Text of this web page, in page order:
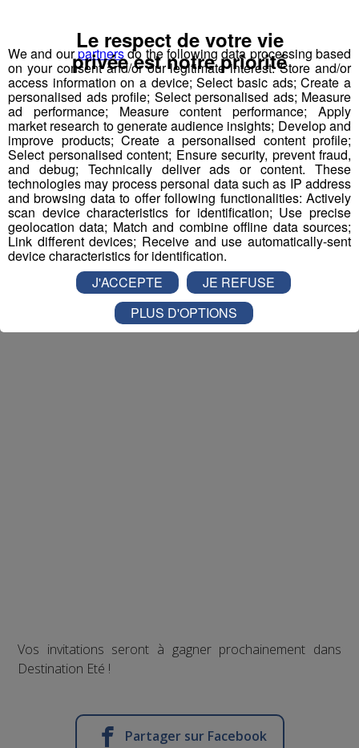
Nous vous poserons une question, a vous de faire le
bon choix entre les 3 réponses pour repartir avec vos
entrées pour un maximum d'activités dans la région !
Inscription par téléphone toute la journée pour
participer aux 2 tirages au sort par jour à 8h45 et 17h45.
Appelez le standard au 04 50 58 24 09
Pour cette semaine on vous offre vos entrées pour vous
et la personne de votre choix pourWALIBI RHONE
ALPES!
Nathan est allé tester pour vousVerticalp Émosson,
dans la Vallée du Trient
Vos invitations seront à gagner prochainement dans
Destination Eté !
Partager sur Facebook
We and ourpartnersdo the following data processing based
on your consent and/or our legitimate interest: Store and/or
access information on a device; Select basic ads; Create a
personalised ads profile; Select personalised ads; Measure
ad performance; Measure content performance; Apply
market research to generate audience insights; Develop and
improve products; Create a personalised content profile;
Select personalised content; Ensure security, prevent fraud,
and debug; Technically deliver ads or content. These
technologies may process personal data such as IP address
and browsing data to offer following functionalities: Actively
scan device characteristics for identification; Use precise
geolocation data; Match and combine offline data sources;
Link different devices; Receive and use automatically-sent
device characteristics for identification.
Le respect de votre vie
privée est notre priorité
J'ACCEPTE
JE REFUSE
PLUS D'OPTIONS